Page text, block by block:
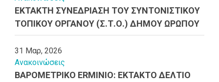
ΕΚΤΑΚΤΗ ΣΥΝΕΔΡΙΑΣΗ ΤΟΥ ΣΥΝΤΟΝΙΣΤΙΚΟΥ
ΤΟΠΙΚΟΥ ΟΡΓΑΝΟΥ (Σ.Τ.Ο.) ΔΗΜΟΥ ΩΡΩΠΟΥ
31 Μαρ, 2026
Ανακοινώσεις
ΒΑΡΟΜΕΤΡΙΚΟ ERMINIO: ΕΚΤΑΚΤΟ ΔΕΛΤΙΟ